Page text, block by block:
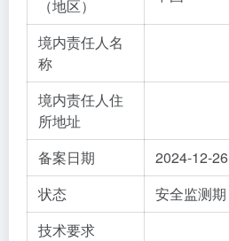
（地区）
境内责任人名
称
境内责任人住
所地址
备案日期
2024-12-26
状态
安全监测期
技术要求